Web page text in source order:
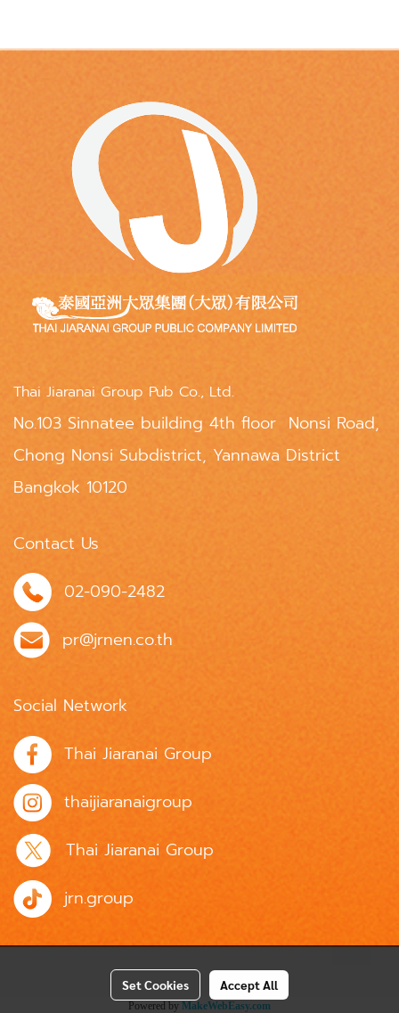
Thai Jiaranai Group Pub Co., Ltd.
No.103 Sinnatee building 4th floor Nonsi Road,
Chong Nonsi Subdistrict, Yannawa District
Bangkok 10120
Contact Us
02-090-2482
pr@jrnen.co.th
Social Network
Thai Jiaranai Group
thaijiaranaigroup
Thai Jiaranai Group
jrn.group
Powered by MakeWebEasy.com
Set Cookies Accept All